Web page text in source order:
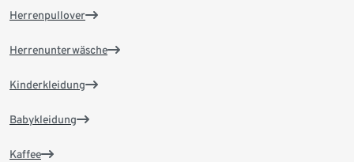
Herrenpullover
Herrenunterwäsche
Kinderkleidung
Babykleidung
Kaffee